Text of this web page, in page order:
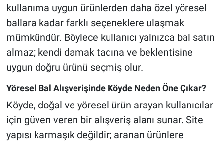
kullanıma uygun ürünlerden daha özel yöresel
ballara kadar farklı seçeneklere ulaşmak
mümkündür. Böylece kullanıcı yalnızca bal satın
almaz; kendi damak tadına ve beklentisine
uygun doğru ürünü seçmiş olur.
Yöresel Bal Alışverişinde Köyde Neden Öne Çıkar?
Köyde, doğal ve yöresel ürün arayan kullanıcılar
için güven veren bir alışveriş alanı sunar. Site
yapısı karmaşık değildir; aranan ürünlere